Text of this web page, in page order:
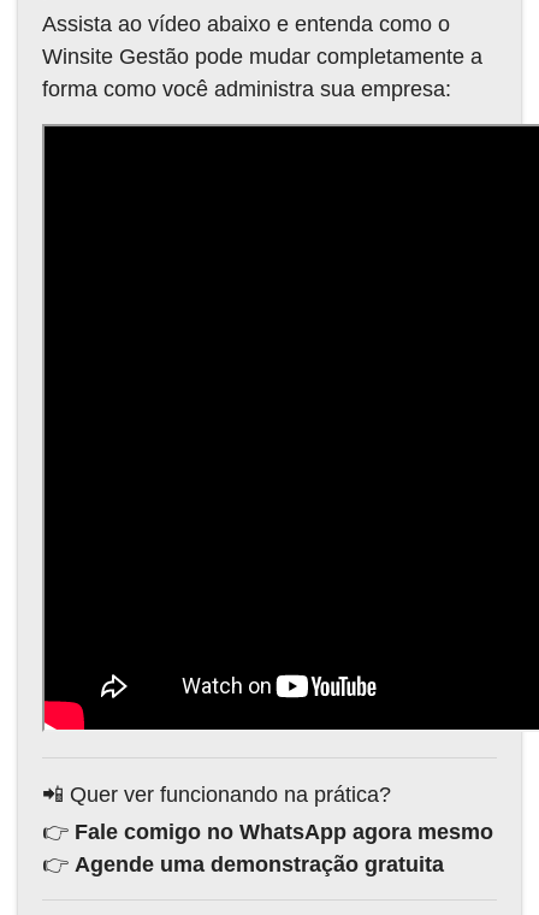
Assista ao vídeo abaixo e entenda como o
Winsite Gestão pode mudar completamente a
forma como você administra sua empresa:
📲 Quer ver funcionando na prática?
👉 Fale comigo no WhatsApp agora mesmo
👉 Agende uma demonstração gratuita